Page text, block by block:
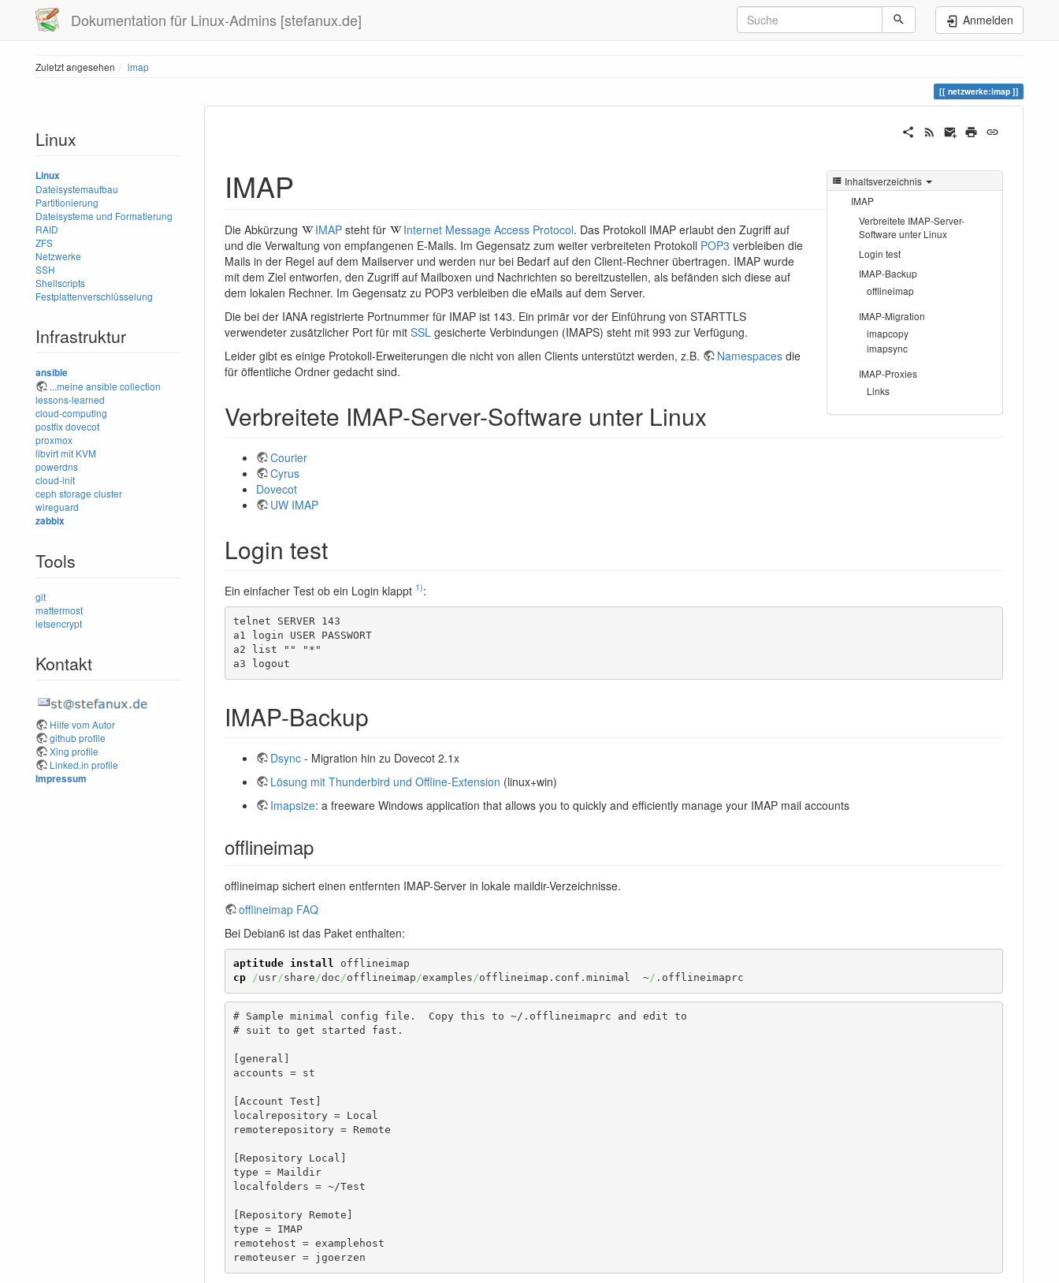
Dokumentation für Linux-Admins [stefanux.de] Anmelden
Zuletzt angesehen imap
netzwerke:imap
Linux
Linux
Dateisystemaufbau
Partitionierung
Dateisysteme und Formatierung
RAID
ZFS
Netzwerke
SSH
Shellscripts
Festplattenverschlüsselung
Infrastruktur
ansible
...meine ansible collection
lessons-learned
cloud-computing
postfixdovecot
proxmox
libvirt mit KVM
powerdns
cloud-init
ceph storage cluster
wireguard
zabbix
Tools
git
mattermost
letsencrypt
Kontakt
Hilfe vom Autor
github profile
Xing profile
Linked.in profile
Impressum
Inhaltsverzeichnis
IMAP
Verbreitete IMAP-Server-
Software unter Linux
Login test
IMAP-Backup
offlineimap
IMAP-Migration
imapcopy
imapsync
IMAP-Proxies
Links
IMAP
Die Abkürzung IMAP steht für Internet Message Access Protocol. Das Protokoll IMAP erlaubt den Zugriff auf
und die Verwaltung von empfangenen E-Mails. Im Gegensatz zum weiter verbreiteten Protokoll POP3 verbleiben die
Mails in der Regel auf dem Mailserver und werden nur bei Bedarf auf den Client-Rechner übertragen. IMAP wurde
mit dem Ziel entworfen, den Zugriff auf Mailboxen und Nachrichten so bereitzustellen, als befänden sich diese auf
dem lokalen Rechner. Im Gegensatz zu POP3 verbleiben die eMails auf dem Server.
Die bei der IANA registrierte Portnummer für IMAP ist 143. Ein primär vor der Einführung von STARTTLS
verwendeter zusätzlicher Port für mit SSL gesicherte Verbindungen (IMAPS) steht mit 993 zur Verfügung.
Leider gibt es einige Protokoll-Erweiterungen die nicht von allen Clients unterstützt werden, z.B.
Namespaces die
für öffentliche Ordner gedacht sind.
Verbreitete IMAP-Server-Software unter Linux
Courier
Cyrus
Dovecot
UW IMAP
Login test
Ein einfacher Test ob ein Login klappt 1):
telnet SERVER 143
a1 login USER PASSWORT
a2 list "" "*"
a3 logout
IMAP-Backup
Dsync - Migration hin zu Dovecot 2.1x
Lösung mit Thunderbird und Offline-Extension (linux+win)
Imapsize: a freeware Windows application that allows you to quickly and efficiently manage your IMAP mail accounts
offlineimap
offlineimap sichert einen entfernten IMAP-Server in lokale maildir-Verzeichnisse.
offlineimap FAQ
Bei Debian6 ist das Paket enthalten:
aptitude install
cp
/usr/share/doc/offlineimap/examples/offlineimap.conf.minimal  ~/ .offlineimaprc
# Sample minimal config file.  Copy this to ~/.offlineimaprc and edit to
# suit to get started fast.
[general]
accounts = st
[Account Test]
localrepository = Local
remoterepository = Remote
[Repository Local]
type = Maildir
localfolders = ~/Test
[Repository Remote]
type = IMAP
remotehost = examplehost
remoteuser = jgoerzen